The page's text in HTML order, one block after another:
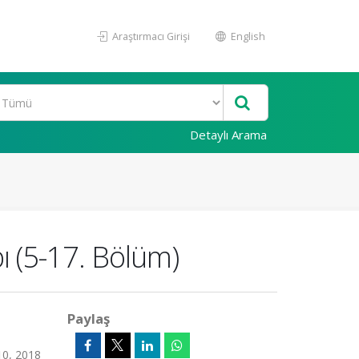
Araştırmacı Girişi English
Detaylı Arama
(5-17. Bölüm)
2018
Paylaş